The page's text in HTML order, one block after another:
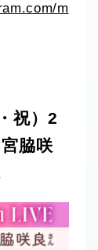
m
祝）2
脇咲